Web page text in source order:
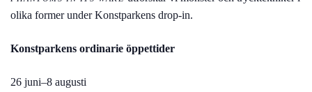
olika former under Konstparkens drop-in.
Konstparkens ordinarie öppettider
26 juni–8 augusti